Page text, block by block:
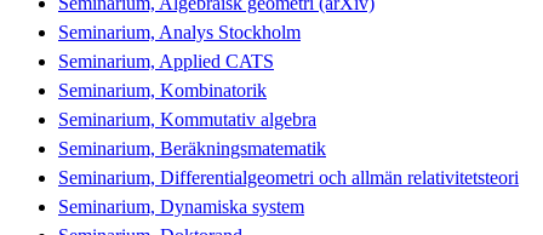
Seminarium, Analys Stockholm
Seminarium, Applied CATS
Seminarium, Kombinatorik
Seminarium, Kommutativ algebra
Seminarium, Beräkningsmatematik
Seminarium, Differentialgeometri och allmän relativitetsteori
Seminarium, Dynamiska system